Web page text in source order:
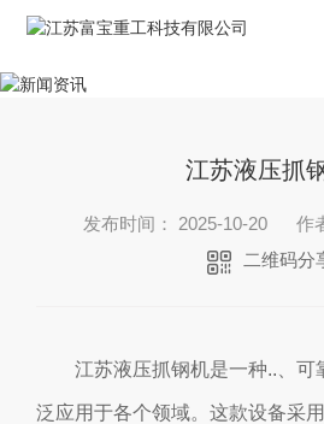
江苏液压抓
发布时间： 2025-10-20 作
二维码分
江苏液压抓钢机是一种..、可
泛应用于各个领域。这款设备采